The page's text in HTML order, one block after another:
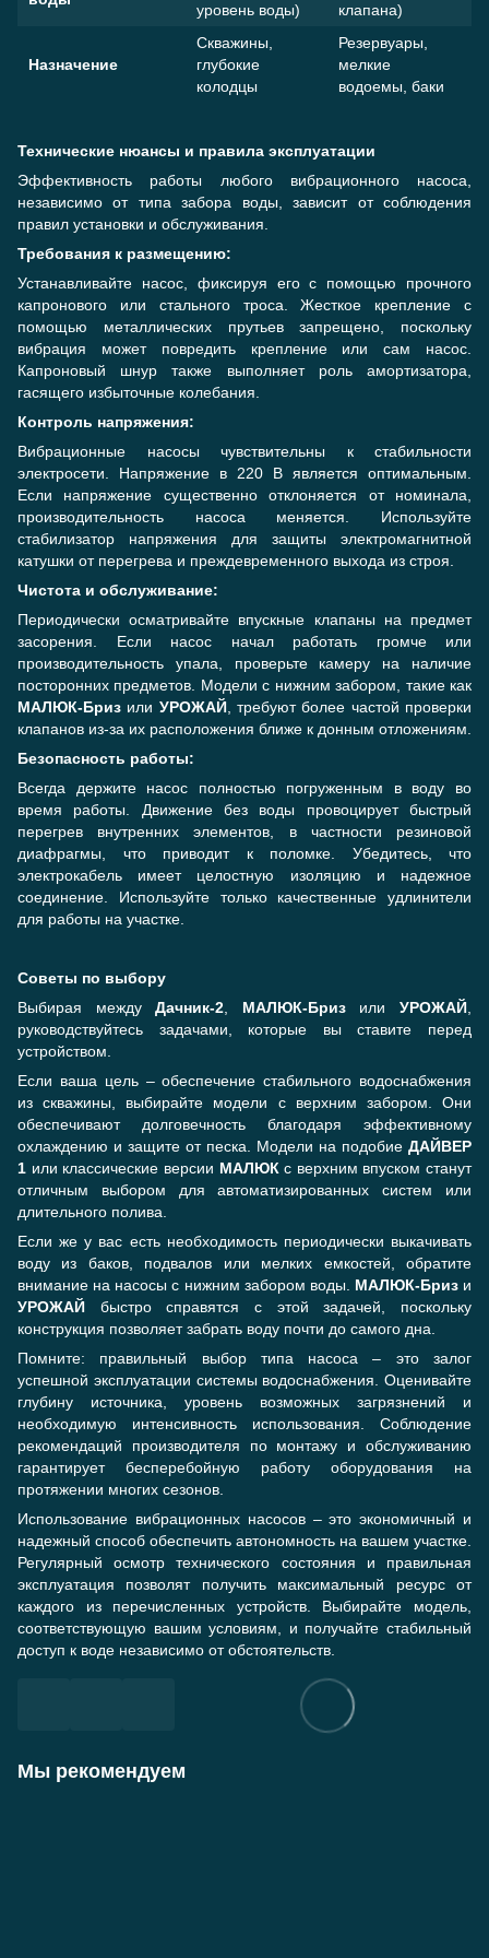
уровень воды) клапана)
Назначение
Скважины,
глубокие
колодцы
Резервуары,
мелкие
водоемы, баки
Технические нюансы и правила эксплуатации
Эффективность работы любого вибрационного насоса,
независимо от типа забора воды, зависит от соблюдения
правил установки и обслуживания.
Требования к размещению:
Устанавливайте насос, фиксируя его с помощью прочного
капронового или стального троса. Жесткое крепление с
помощью металлических прутьев запрещено, поскольку
вибрация может повредить крепление или сам насос.
Капроновый шнур также выполняет роль амортизатора,
гасящего избыточные колебания.
Контроль напряжения:
Вибрационные насосы чувствительны к стабильности
электросети. Напряжение в 220 В является оптимальным.
Если напряжение существенно отклоняется от номинала,
производительность насоса меняется. Используйте
стабилизатор напряжения для защиты электромагнитной
катушки от перегрева и преждевременного выхода из строя.
Чистота и обслуживание:
Периодически осматривайте впускные клапаны на предмет
засорения. Если насос начал работать громче или
производительность упала, проверьте камеру на наличие
посторонних предметов. Модели с нижним забором, такие как
МАЛЮК-Бриз или УРОЖАЙ, требуют более частой проверки
клапанов из-за их расположения ближе к донным отложениям.
Безопасность работы:
Всегда держите насос полностью погруженным в воду во
время работы. Движение без воды провоцирует быстрый
перегрев внутренних элементов, в частности резиновой
диафрагмы, что приводит к поломке. Убедитесь, что
электрокабель имеет целостную изоляцию и надежное
соединение. Используйте только качественные удлинители
для работы на участке.
Советы по выбору
Выбирая междуДачник-2 МАЛЮК-БризилиУРОЖАЙ
руководствуйтесь задачами, которые вы ставите перед
устройством.
Если ваша цель – обеспечение стабильного водоснабжения
из скважины, выбирайте модели с верхним забором. Они
обеспечивают долговечность благодаря эффективному
охлаждению и защите от песка. Модели на подобие ДАЙВЕР
1 или классические версии МАЛЮК с верхним впуском станут
отличным выбором для автоматизированных систем или
длительного полива.
Если же у вас есть необходимость периодически выкачивать
воду из баков, подвалов или мелких емкостей, обратите
внимание на насосы с нижним забором воды. МАЛЮК-Бризи
УРОЖАЙ быстро справятся с этой задачей, поскольку
конструкция позволяет забрать воду почти до самого дна.
Помните: правильный выбор типа насоса – это залог
успешной эксплуатации системы водоснабжения. Оценивайте
глубину источника, уровень возможных загрязнений и
необходимую интенсивность использования. Соблюдение
рекомендаций производителя по монтажу и обслуживанию
гарантирует бесперебойную работу оборудования на
протяжении многих сезонов.
Использование вибрационных насосов – это экономичный и
надежный способ обеспечить автономность на вашем участке.
Регулярный осмотр технического состояния и правильная
эксплуатация позволят получить максимальный ресурс от
каждого из перечисленных устройств. Выбирайте модель,
соответствующую вашим условиям, и получайте стабильный
доступ к воде независимо от обстоятельств.
Мы рекомендуем